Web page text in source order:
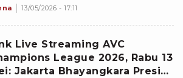
Mulus ke Semifinal
13/05/2026 - 17:11
Live Streaming AVC
League 2026, Rabu 13
Jakarta Bhayangkara Presisi